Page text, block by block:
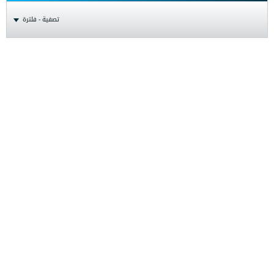
تصفية - فلترة